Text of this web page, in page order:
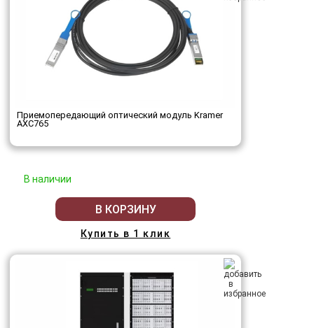
Приемопередающий оптический модуль Kramer
AXC765
В наличии
В КОРЗИНУ
Купить в 1 клик